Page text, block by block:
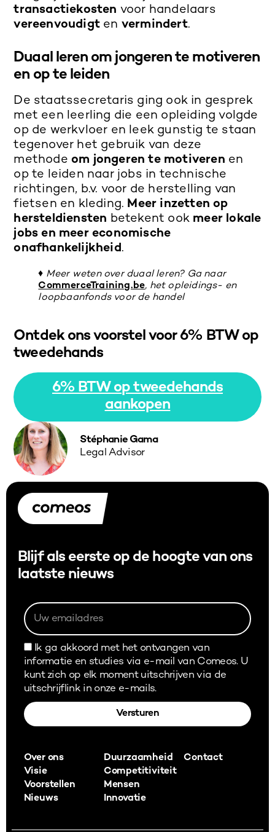
transactiekosten voor handelaars
vereenvoudigt en vermindert.
Duaal leren om jongeren te motiveren
en op te leiden
De staatssecretaris ging ook in gesprek
met een leerling die een opleiding volgde
op de werkvloer en leek gunstig te staan
tegenover het gebruik van deze
methode om jongeren te motiveren en
op te leiden naar jobs in technische
richtingen, b.v. voor de herstelling van
fietsen en kleding. Meer inzetten op
hersteldiensten betekent ook meer lokale
jobs en meer economische
onafhankelijkheid.
♦ Meer weten over duaal leren? Ga naar
CommerceTraining.be, het opleidings- en
loopbaanfonds voor de handel
Ontdek ons voorstel voor 6% BTW op
tweedehands
6% BTW op tweedehands
aankopen
Stéphanie Gama
Legal Advisor
Blijf als eerste op de hoogte van ons
laatste nieuws
Ik ga akkoord met het ontvangen van
informatie en studies via e-mail van Comeos. U
kunt zich op elk moment uitschrijven via de
uitschrijflink in onze e-mails.
Versturen
Over ons
Visie
Voorstellen
Nieuws
Duurzaamheid
Competitiviteit
Mensen
Innovatie
Contact